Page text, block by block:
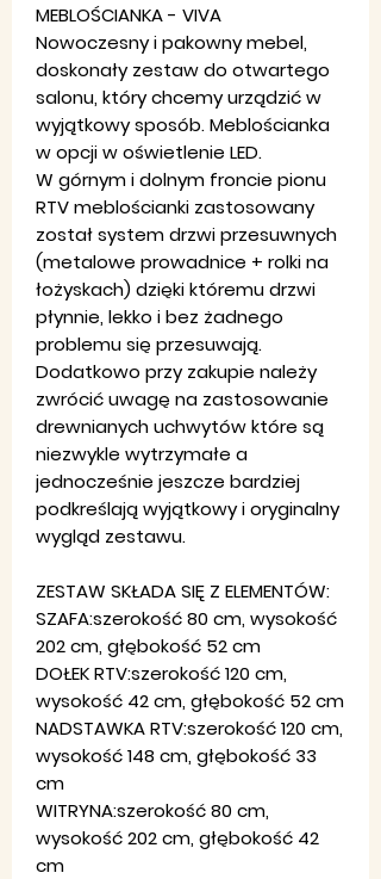
MEBLOŚCIANKA - VIVA
Nowoczesny i pakowny mebel,
doskonały zestaw do otwartego
salonu, który chcemy urządzić w
wyjątkowy sposób. Meblościanka
w opcji w oświetlenie LED.
W górnym i dolnym froncie pionu
RTV meblościanki zastosowany
został system drzwi przesuwnych
(metalowe prowadnice + rolki na
łożyskach) dzięki któremu drzwi
płynnie, lekko i bez żadnego
problemu się przesuwają.
Dodatkowo przy zakupie należy
zwrócić uwagę na zastosowanie
drewnianych uchwytów które są
niezwykle wytrzymałe a
jednocześnie jeszcze bardziej
podkreślają wyjątkowy i oryginalny
wygląd zestawu.
ZESTAW SKŁADA SIĘ Z ELEMENTÓW:
SZAFA:szerokość 80 cm, wysokość
202 cm, głębokość 52 cm
DOŁEK RTV:szerokość 120 cm,
wysokość 42 cm, głębokość 52 cm
NADSTAWKA RTV:szerokość 120 cm,
wysokość 148 cm, głębokość 33
cm
WITRYNA:szerokość 80 cm,
wysokość 202 cm, głębokość 42
cm